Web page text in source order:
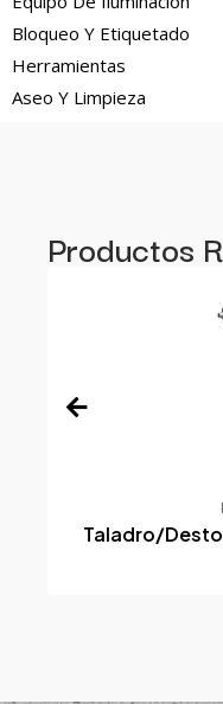
Bloqueo Y Etiquetado
Herramientas
Aseo Y Limpieza
Productos
Taladro/